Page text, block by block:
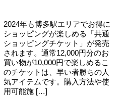
2024年も博多駅エリアでお得に
ショッピングが楽しめる「共通
ショッピングチケット」が発売
されます。通常12,000円分のお
買い物が10,000円で楽しめるこ
のチケットは、早い者勝ちの人
気アイテムです。購入方法や使
用可能施 […]